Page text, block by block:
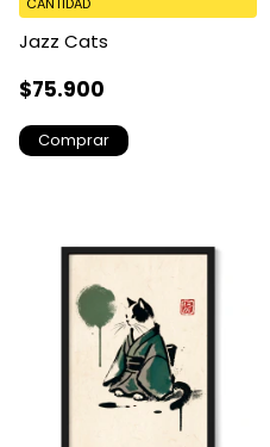
Jazz Cats
$75.900
Comprar